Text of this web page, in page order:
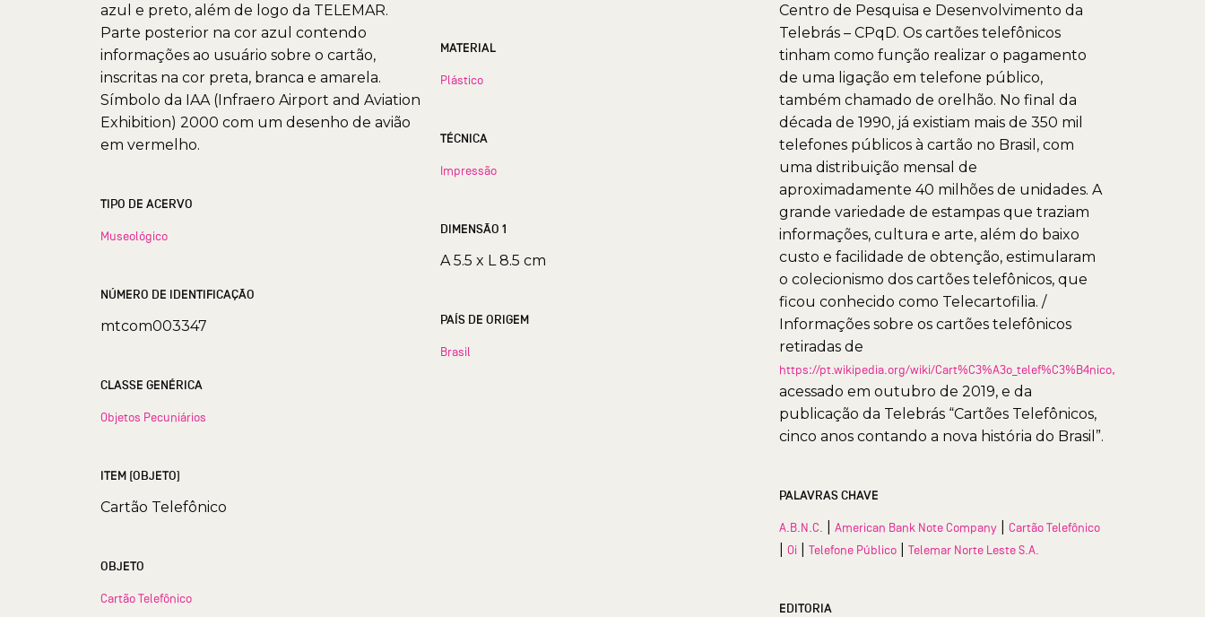
azul e preto, além de logo da TELEMAR.
Parte posterior na cor azul contendo
informações ao usuário sobre o cartão,
inscritas na cor preta, branca e amarela.
Símbolo da IAA (Infraero Airport and Aviation
Exhibition) 2000 com um desenho de avião
em vermelho.
TIPO DE ACERVO
Museológico
NÚMERO DE IDENTIFICAÇÃO
mtcom003347
CLASSE GENÉRICA
Objetos Pecuniários
ITEM (OBJETO)
Cartão Telefônico
OBJETO
Cartão Telefônico
MATERIAL
Plástico
TÉCNICA
Impressão
DIMENSÃO 1
A 5.5 x L 8.5 cm
PAÍS DE ORIGEM
Brasil
Centro de Pesquisa e Desenvolvimento da
Telebrás – CPqD. Os cartões telefônicos
tinham como função realizar o pagamento
de uma ligação em telefone público,
também chamado de orelhão. No final da
década de 1990, já existiam mais de 350 mil
telefones públicos à cartão no Brasil, com
uma distribuição mensal de
aproximadamente 40 milhões de unidades. A
grande variedade de estampas que traziam
informações, cultura e arte, além do baixo
custo e facilidade de obtenção, estimularam
o colecionismo dos cartões telefônicos, que
ficou conhecido como Telecartofilia. /
Informações sobre os cartões telefônicos
retiradas de
https://pt.wikipedia.org/wiki/Cart%C3%A3o_telef%C3%B4nico,
acessado em outubro de 2019, e da
publicação da Telebrás “Cartões Telefônicos,
cinco anos contando a nova história do Brasil”.
PALAVRAS CHAVE
A.B.N.C. |American Bank Note Company |Cartão Telefônico
|Oi |Telefone Público |Telemar Norte Leste S.A.
EDITORIA